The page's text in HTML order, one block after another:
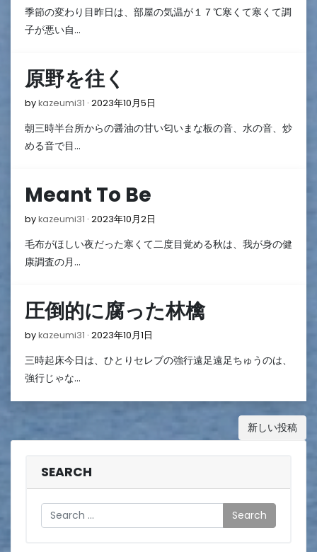
10
季節の変わり目昨日は、部屋の気温が１７℃寒くて寒くて調
子が悪い自…
原野を往く
bykazeumi31 2023年10月5日
10
朝三時半台所からの醤油の甘い匂いまな板の音、水の音、炒
める音で目…
Meant To Be
bykazeumi31 2023年10月2日
10
毛布がほしい夜だった寒くて二度目覚める秋は、我が身の健
康調査の月…
圧倒的に腐った林檎
bykazeumi31 2023年10月1日
10
日
三時起床今日は、ひとりセレブの強行遠足遠足ちゅうのは、
強行じゃな…
稿
ビ
新しい投稿
SEARCH
Search